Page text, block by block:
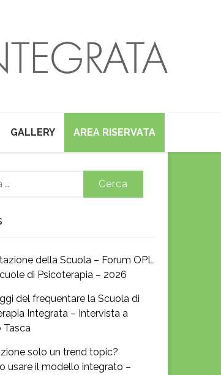
GALLERY AREA RISERVATA
della Scuola – Forum OPL
di Psicoterapia – 2026
del frequentare la Scuola di
Integrata – Intervista a
Tasca
solo un trend topic?
usare il modello integrato –